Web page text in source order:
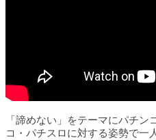
「諦めない」をテーマにパチ
コ・パチスロに対する姿勢で一